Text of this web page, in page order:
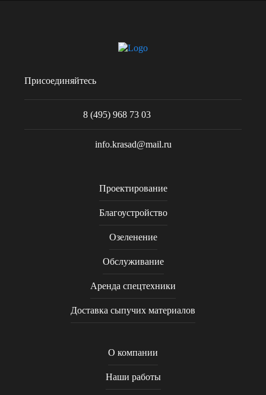
Присоединяйтесь
8 (495) 968 73 03
info.krasad@mail.ru
Проектирование
Благоустройство
Озеленение
Обслуживание
Аренда спецтехники
Доставка сыпучих материалов
О компании
Наши работы